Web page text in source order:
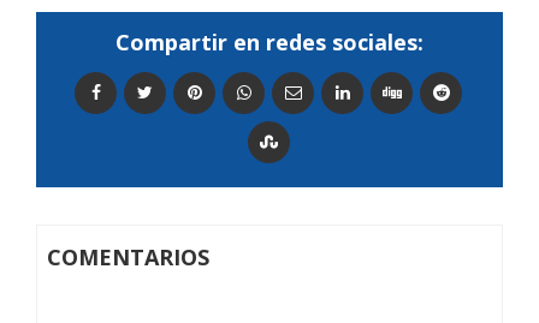
Compartir en redes sociales:
COMENTARIOS